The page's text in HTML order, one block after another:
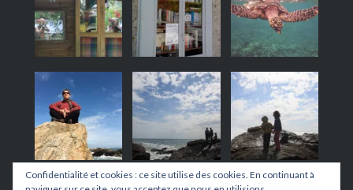
Confidentialité et cookies : ce site utilise des cookies. En continuant à